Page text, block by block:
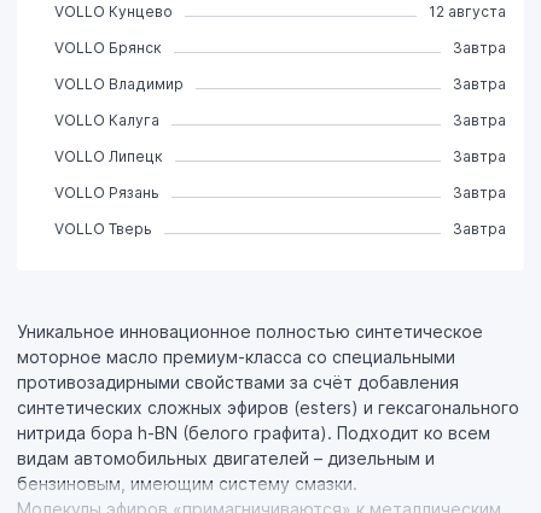
Уникальное инновационное полностью синтетическое
моторное масло премиум-класса со специальными
противозадирными свойствами за счёт добавления
синтетических сложных эфиров (esters) и гексагонального
нитрида бора h-BN (белого графита). Подходит ко всем
видам автомобильных двигателей – дизельным и
бензиновым, имеющим систему смазки.
Молекулы эфиров «примагничиваются» к металлическим
VOLLO Кунцево
12 августа
VOLLO Брянск
Завтра
VOLLO Владимир
Завтра
VOLLO Калуга
Завтра
VOLLO Липецк
Завтра
VOLLO Рязань
Завтра
VOLLO Тверь
Завтра